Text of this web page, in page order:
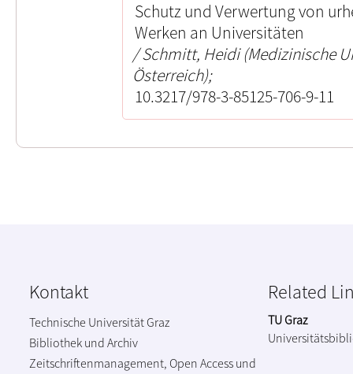
Schutz und Verwertung von
Werken an Universitäten
Schmitt, Heidi (Medizinische
Österreich);
10.3217/978-3-85125-706-9-11
Kontakt
Technische Universität Graz
Bibliothek und Archiv
Zeitschriftenmanagement, Open Access und
Related
TU Graz